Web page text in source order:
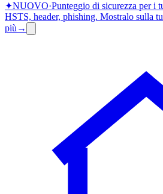
✦NUOVO·Punteggio di sicurezza per i
HSTS, header, phishing. Mostralo sulla
più →